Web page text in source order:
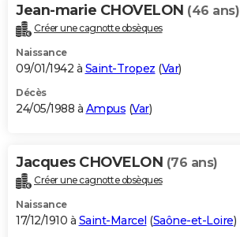
Jean-marie CHOVELON (46 ans)
Créer une cagnotte obsèques
Naissance
09/01/1942 à Saint-Tropez (Var)
Décès
24/05/1988 à Ampus (Var)
Jacques CHOVELON (76 ans)
Créer une cagnotte obsèques
Naissance
17/12/1910 à Saint-Marcel (Saône-et-Loire)